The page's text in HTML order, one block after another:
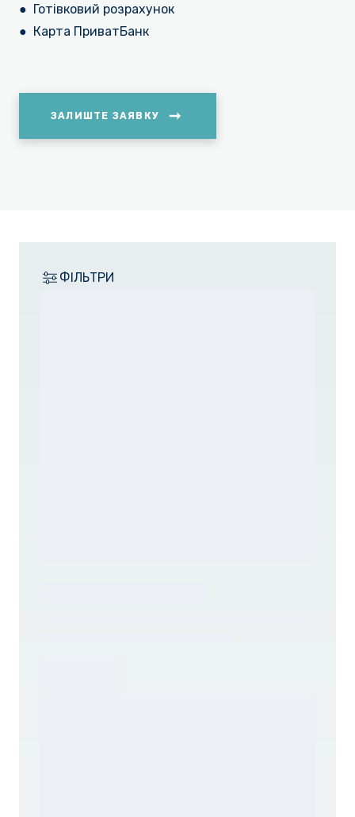
● Готівковий розрахунок
● Карта ПриватБанк
ЗАЛИШТЕ ЗАЯВКУ
ФІЛЬТРИ